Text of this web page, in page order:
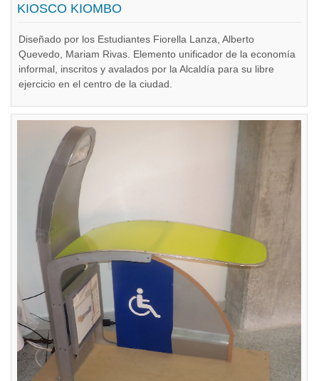
KIOSCO KIOMBO
Diseñado por los Estudiantes Fiorella Lanza, Alberto
Quevedo, Mariam Rivas. Elemento unificador de la economía
informal, inscritos y avalados por la Alcaldía para su libre
ejercicio en el centro de la ciudad.